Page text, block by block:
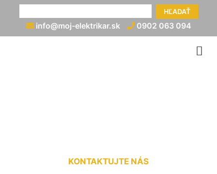
HĽADAŤ
info@moj-elektrikar.sk 0902 063 094
KONTAKTUJTE NÁS